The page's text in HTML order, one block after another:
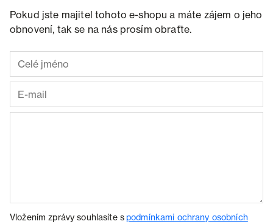
Pokud jste majitel tohoto e-shopu a máte zájem o jeho
obnovení, tak se na nás prosím obraťte.
Vložením zprávy souhlasíte spodmínkami ochrany osobních